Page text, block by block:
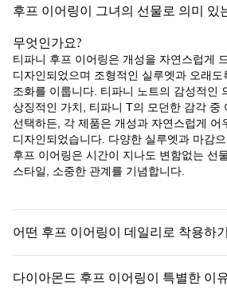
후프 이어링이 그녀의 선물로 의미 있
무엇인가요?
티파니 후프 이어링은 개성을 자연스럽게
디자인되었으며 조형적인 실루엣과 오래
조화를 이룹니다. 티파니 노트의 감성적인
상징적인 가치, 티파니 T의 모던한 감각 중
선택하든, 각 제품은 개성과 자연스럽게 어
디자인되었습니다. 다양한 실루엣과 마감
후프 이어링은 시간이 지나도 변함없는 선
스타일, 소중한 관계를 기념합니다.
어떤 후프 이어링이 데일리로 착용하
다이아몬드 후프 이어링이 특별한 이